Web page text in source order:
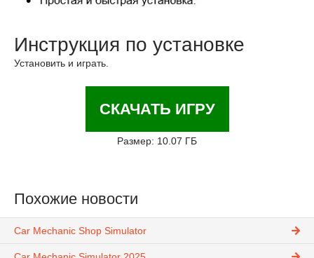
Инструкция по установке
Установить и играть.
СКАЧАТЬ ИГРУ
Размер: 10.07 ГБ
Похожие новости
Car Mechanic Shop Simulator